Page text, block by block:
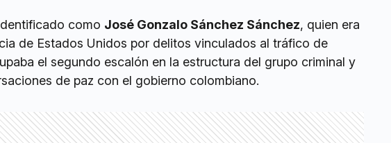
como José Gonzalo Sánchez Sánchez, quien era
de Estados Unidos por delitos vinculados al tráfico de
el segundo escalón en la estructura del grupo criminal y
de paz con el gobierno colombiano.